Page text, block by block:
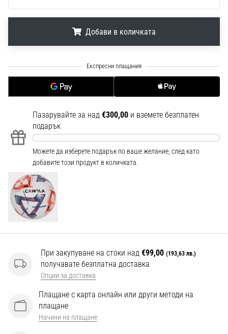
прецизност,
мощ
всяко
докосване.
Покажи
статии
Добави в количката
Пазарувайте за над €300,00 и вземете безплатен
подарък
Можете да изберете подарък по ваше желание, след като
добавите този продукт в количката.
При закупуване на стоки над €99,00 (193,63 лв.)
получавате безплатна доставка
Опции за доставка
Плащане с карта онлайн или други методи на
плащане
Начини на плащане